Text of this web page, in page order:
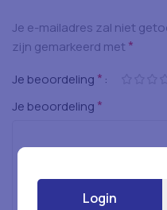
Je e-mailadres zal niet
zijn gemarkeerd met *
Je beoordeling *
Je beoordeling *
Login